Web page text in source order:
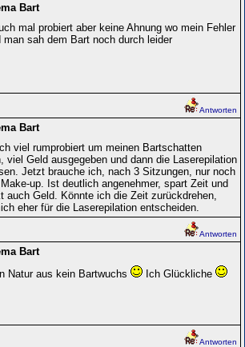
Bart
mal probiert aber keine Ahnung wo mein Fehler
man sah dem Bart noch durch leider
Antworten
Bart
viel rumprobiert um meinen Bartschatten
viel Geld ausgegeben und dann die Laserepilation
Jetzt brauche ich, nach 3 Sitzungen, nur noch
up. Ist deutlich angenehmer, spart Zeit und
auch Geld. Könnte ich die Zeit zurückdrehen,
eher für die Laserepilation entscheiden.
Antworten
Bart
Natur aus kein Bartwuchs
Ich Glückliche
Antworten